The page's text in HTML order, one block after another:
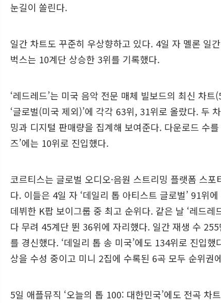
눈길이 쏠린다.
일간 차트도 꾸준히 우상향하고 있다. 4일 자 멜론 일
벅스는 10계단 상승한 3위를 기록했다.
‘레드레드’는 미국 음악 전문 매체 빌보드의 최신 차
‘글로벌(미국 제외)’에 각각 63위, 31위로 올랐다. 두
밍과 디지털 판매량을 집계해 보여준다. 다운로드 수
즈’에는 10위로 진입했다.
코르티스는 글로벌 오디오·음원 스트리밍 플랫폼 스
다. 이들은 4일 자 ‘데일리 톱 아티스트 글로벌’ 91위
데뷔한 K팝 보이그룹 중 최고 순위다. 같은 날 ‘레드레
다 무려 45계단 뛴 36위에 자리했다. 일간 재생 수
를 경신했다. ‘데일리 톱 송 미국’에도 134위로 진입했
상을 수성 중이고 미니 2집에 수록된 6곡 모두 순위권
5일 애플뮤직 ‘오늘의 톱 100: 대한민국’에도 전곡 차